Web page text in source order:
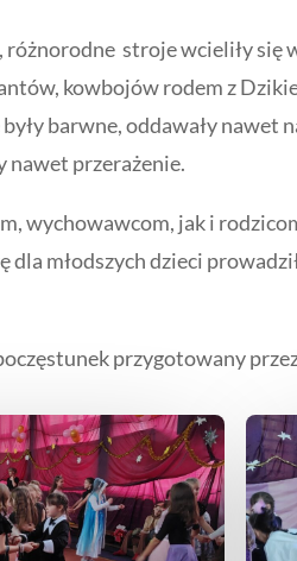
stroje wcieliły się
kowbojów rodem z
barwne, oddawały nawet
nawet przerażenie.
wychowawcom, jak i
dla młodszych dzieci
przygotowany